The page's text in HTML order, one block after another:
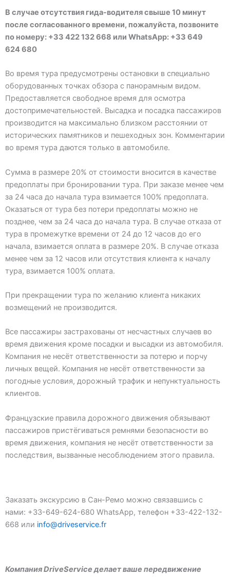
В случае отсутствия гида-водителясвыше 10 минут
после согласованного времени, пожалуйста, позвоните
по номеру: +33 422 132 668 или WhatsApp: +33 649
624 680
Во время тура предусмотрены остановки в специально
оборудованных точках обзора с панорамным видом.
Предоставляется свободное время для осмотра
достопримечательностей. Высадка и посадка пассажиров
производится на максимально близком расстоянии от
исторических памятников и пешеходных зон. Комментарии
во время тура даются только в автомобиле.
Сумма в размере 20% от стоимости вносится в качестве
предоплаты при бронировании тура. При заказе менее чем
за 24 часа до начала тура взимается 100% предоплата.
Оказаться от тура без потери предоплаты можно не
позднее, чем за 24 часа до начала тура. В случае отказа от
тура в промежутке времени от 24 до 12 часов до его
начала, взимается оплата в размере 20%. В случае отказа
менее чем за 12 часов или отсутствия клиента к началу
тура, взимается 100% оплата.
При прекращении тура по желанию клиента никаких
возмещений не производится.
Все пассажиры застрахованы от несчастных случаев во
время движения кроме посадки и высадки из автомобиля.
Компания не несёт ответственности за потерю и порчу
личных вещей. Компания не несёт ответственности за
погодные условия, дорожный трафик и непунктуальность
клиентов.
Французские правила дорожного движения обязывают
пассажиров пристёгиваться ремнями безопасности во
время движения, компания не несёт ответственности за
последствия, вызванные несоблюдением этого правила.
Заказать экскурсию в Сан-Ремо можно связавшись с
нами: +33-649-624-680 WhatsApp, телефон +33-422-132-
668 или info@driveservice.fr
Компания DriveService делает ваше передвижение